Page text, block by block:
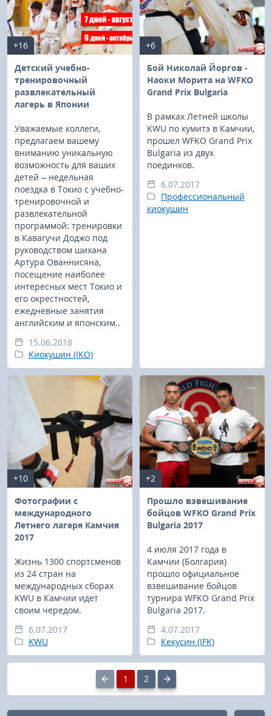
+16
Детский учебно-
тренировочный
развлекательный
лагерь в Японии
Уважаемые коллеги,
предлагаем вашему
вниманию уникальную
возможность для ваших
детей – недельная
поездка в Токио с учебно-
тренировочной и
развлекательной
программой: тренировки
в Кавагучи Доджо под
руководством шихана
Артура Ованнисяна,
посещение наиболее
интересных мест Токио и
его окрестностей,
ежедневные занятия
английским и японским..
15.06.2018
Киокушин (IKO)
+6
Бой Николай Йоргов -
Наоки Морита на WFKO
Grand Prix Bulgaria
В рамках Летней школы
KWU по кумитэ в Камчии,
прошел WFKO Grand Prix
Bulgaria из двух
поединков.
6.07.2017
Профессиональный
киокушин
+10
Фотографии с
международного
Летнего лагеря Камчия
2017
Жизнь 1300 спортсменов
из 24 стран на
международных сборах
KWU в Камчии идет
своим чередом.
6.07.2017
KWU
+2
Прошло взвешивание
бойцов WFKO Grand Prix
Bulgaria 2017
4 июля 2017 года в
Камчии (Болгария)
прошло официальное
взвешивание бойцов
турнира WFKO Grand Prix
Bulgaria 2017.
4.07.2017
Кекусин (IFK)
1 2